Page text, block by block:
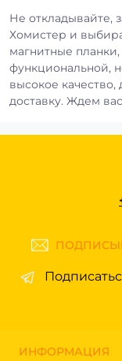
Не откладывайте,
Хомистер и
магнитные
функциональной,
высокое
доставку. Ждем
ИНФОРМАЦИЯ